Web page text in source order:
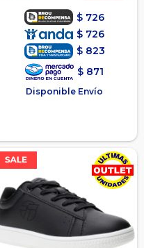
$ 726
$ 726
$ 823
$ 871
Disponible Envío